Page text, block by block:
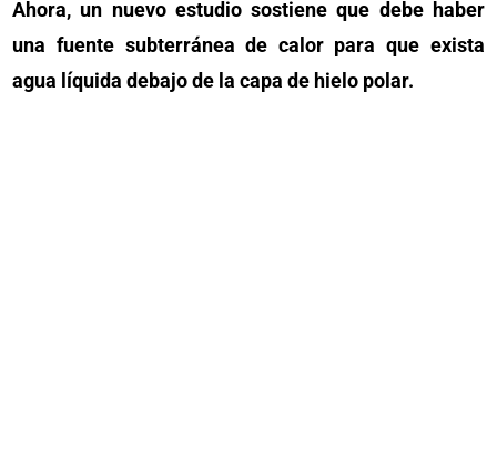
Ahora, un nuevo estudio sostiene que debe haber
una fuente subterránea de calor para que exista
agua líquida debajo de la capa de hielo polar.